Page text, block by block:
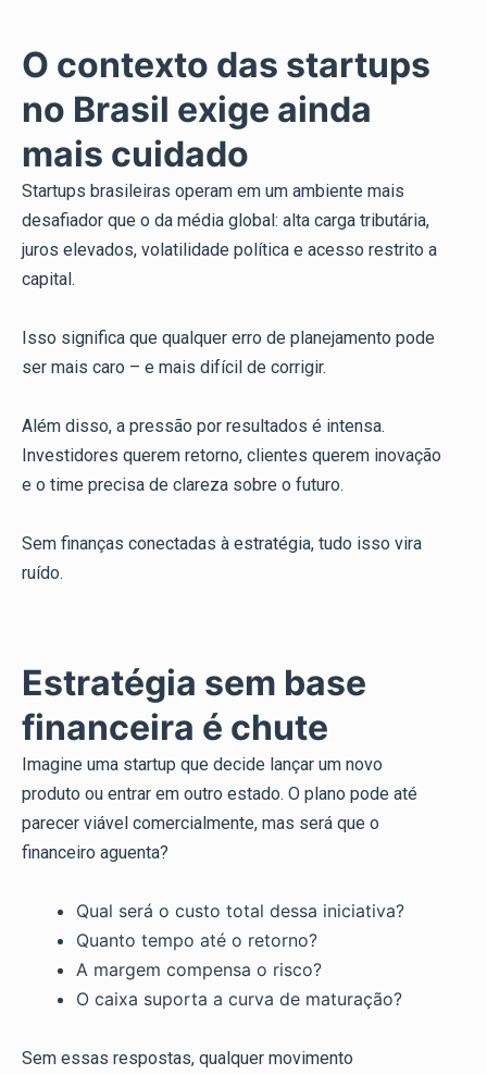
O contexto das startups
no Brasil exige ainda
mais cuidado
Startups brasileiras operam em um ambiente mais
desafiador que o da média global: alta carga tributária,
juros elevados, volatilidade política e acesso restrito a
capital.
Isso significa que qualquer erro de planejamento pode
ser mais caro – e mais difícil de corrigir.
Além disso, a pressão por resultados é intensa.
Investidores querem retorno, clientes querem inovação
e o time precisa de clareza sobre o futuro.
Sem finanças conectadas à estratégia, tudo isso vira
ruído.
Estratégia sem base
financeira é chute
Imagine uma startup que decide lançar um novo
produto ou entrar em outro estado. O plano pode até
parecer viável comercialmente, mas será que o
financeiro aguenta?
Qual será o custo total dessa iniciativa?
Quanto tempo até o retorno?
A margem compensa o risco?
O caixa suporta a curva de maturação?
Sem essas respostas, qualquer movimento